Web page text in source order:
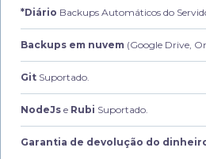
*Diário Backups Automáticos do
Backups em nuvem (Google Drive,
Git Suportado.
NodeJs e Rubi Suportado.
Garantia de devolução do